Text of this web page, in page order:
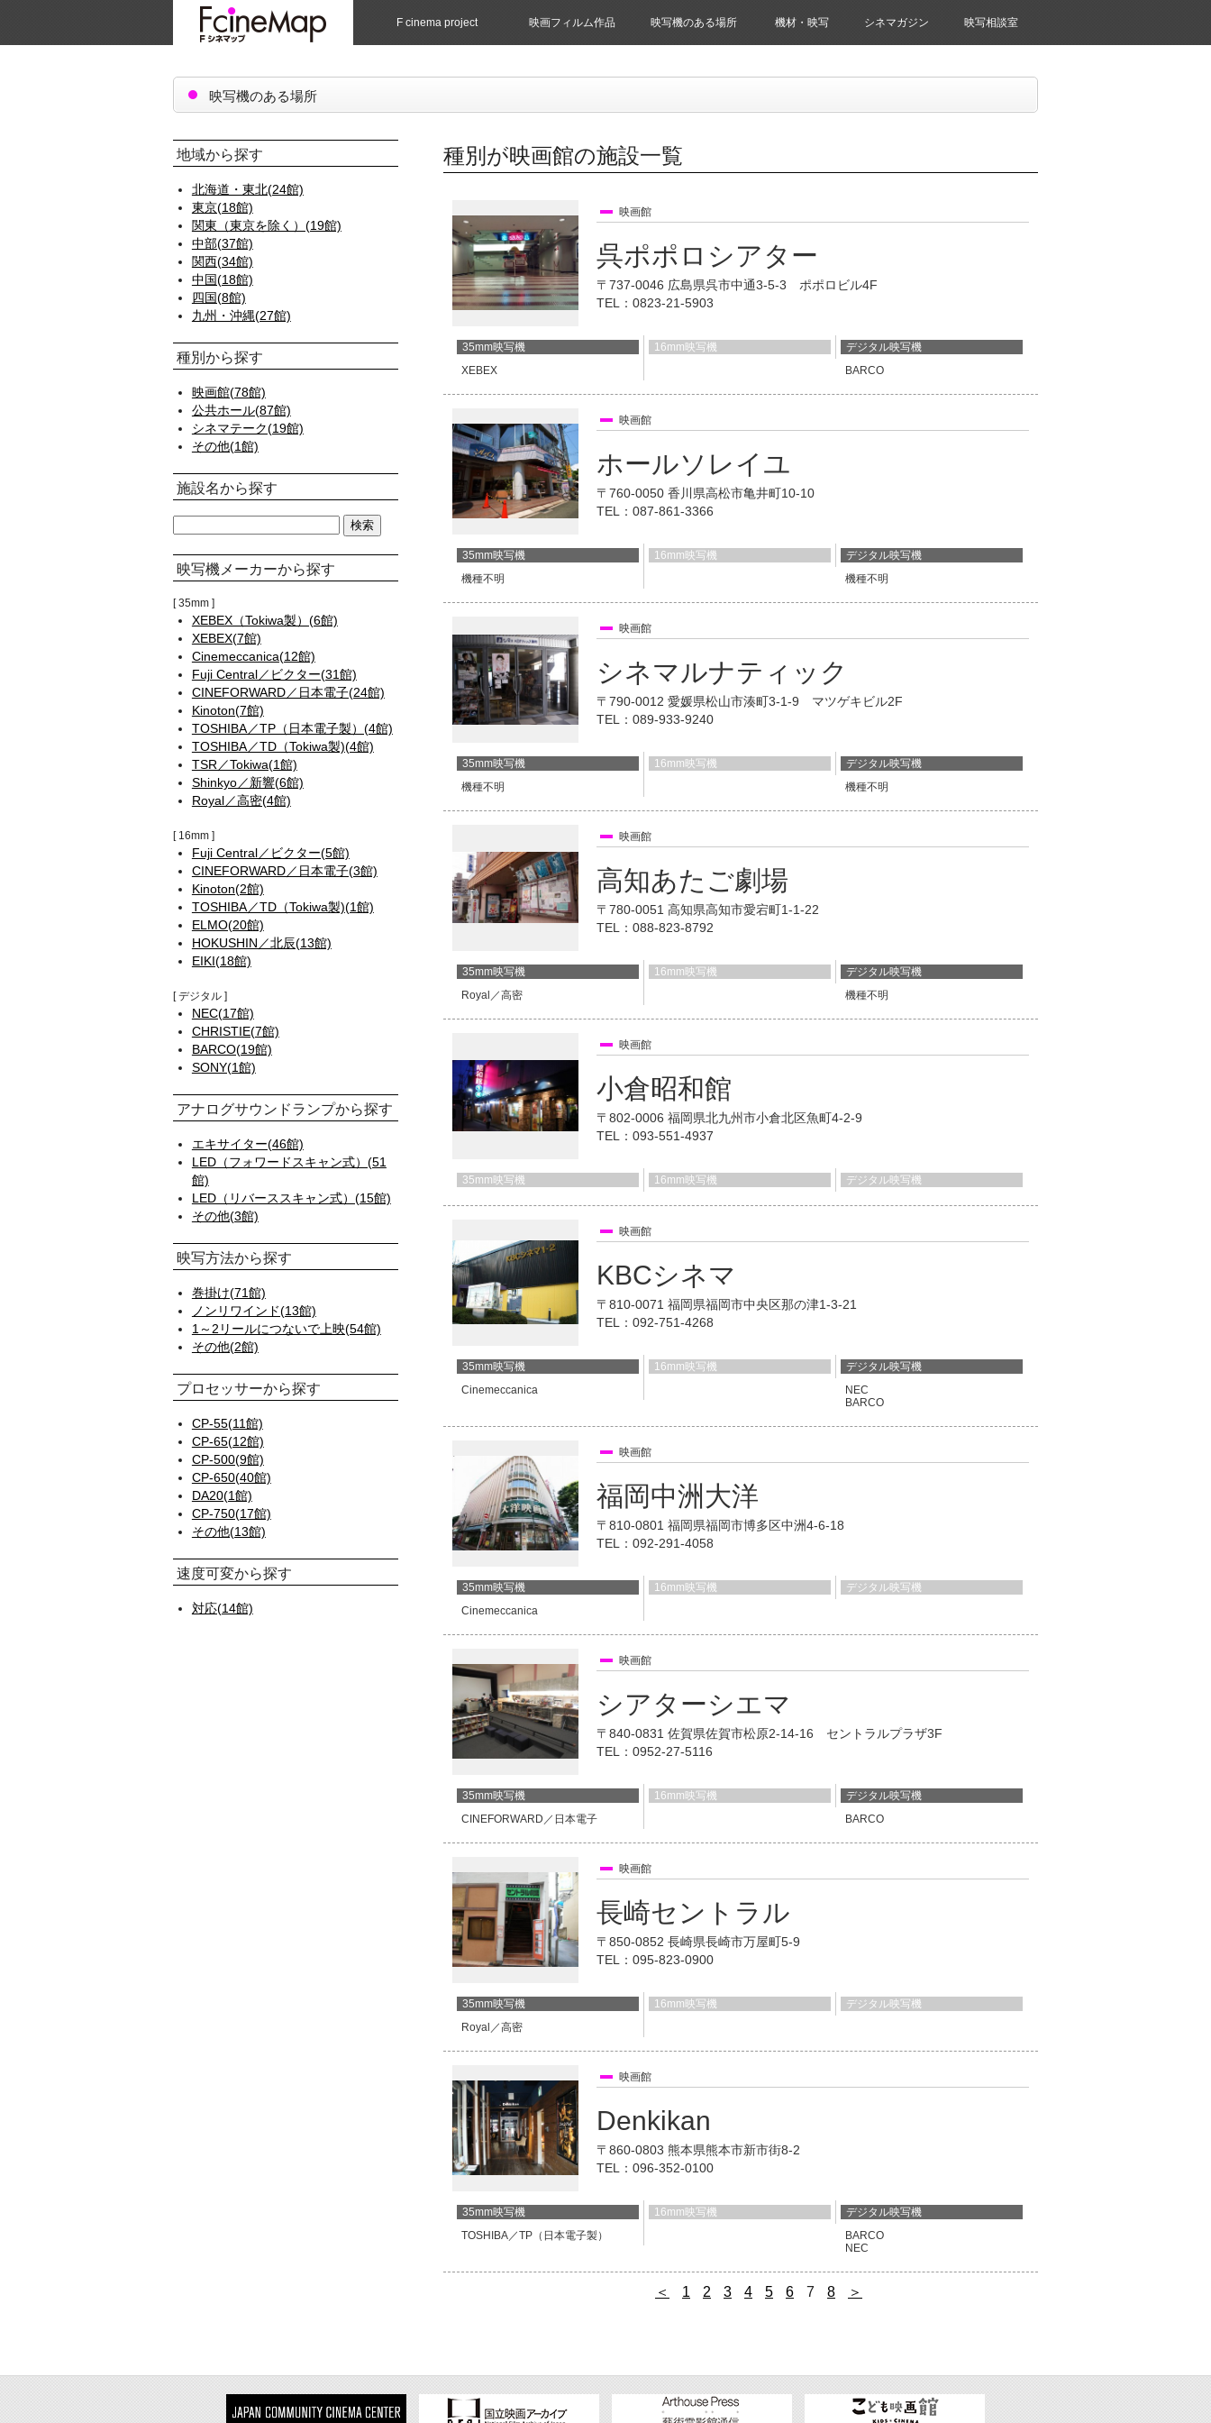
F cinema project 映画フィルム作品 映写機のある場所 機材・映写 シネマガジン 映写相談室
映写機のある場所
種別が映画館の施設一覧
映画館
呉ポポロシアター
〒737-0046 広島県呉市中通3-5-3 ポポロビル4F
TEL：0823-21-5903
35mm映写機
XEBEX
16mm映写機
デジタル映写機
BARCO
映画館
ホールソレイユ
〒760-0050 香川県高松市亀井町10-10
TEL：087-861-3366
35mm映写機
機種不明
16mm映写機
デジタル映写機
機種不明
映画館
シネマルナティック
〒790-0012 愛媛県松山市湊町3-1-9 マツゲキビル2F
TEL：089-933-9240
35mm映写機
機種不明
16mm映写機
デジタル映写機
機種不明
映画館
高知あたご劇場
〒780-0051 高知県高知市愛宕町1-1-22
TEL：088-823-8792
35mm映写機
Royal／高密
16mm映写機
デジタル映写機
機種不明
映画館
小倉昭和館
〒802-0006 福岡県北九州市小倉北区魚町4-2-9
TEL：093-551-4937
35mm映写機 16mm映写機 デジタル映写機
映画館
KBCシネマ
〒810-0071 福岡県福岡市中央区那の津1-3-21
TEL：092-751-4268
35mm映写機
Cinemeccanica
16mm映写機
デジタル映写機
NEC
BARCO
映画館
福岡中洲大洋
〒810-0801 福岡県福岡市博多区中洲4-6-18
TEL：092-291-4058
35mm映写機
Cinemeccanica
16mm映写機 デジタル映写機
映画館
シアターシエマ
〒840-0831 佐賀県佐賀市松原2-14-16 セントラルプラザ3F
TEL：0952-27-5116
35mm映写機
CINEFORWARD／日本電子
16mm映写機
デジタル映写機
BARCO
映画館
長崎セントラル
〒850-0852 長崎県長崎市万屋町5-9
TEL：095-823-0900
35mm映写機
Royal／高密
16mm映写機 デジタル映写機
映画館
Denkikan
〒860-0803 熊本県熊本市新市街8-2
TEL：096-352-0100
35mm映写機
TOSHIBA／TP（日本電子製）
16mm映写機
デジタル映写機
BARCO
NEC
＜ 1 2 3 4 5 6 7 8 ＞
地域から探す
北海道・東北(24館)
東京(18館)
関東（東京を除く）(19館)
中部(37館)
関西(34館)
中国(18館)
四国(8館)
九州・沖縄(27館)
種別から探す
映画館(78館)
公共ホール(87館)
シネマテーク(19館)
その他(1館)
施設名から探す
映写機メーカーから探す
35mm
XEBEX（Tokiwa製）(6館)
XEBEX(7館)
Cinemeccanica(12館)
Fuji Central／ビクター(31館)
CINEFORWARD／日本電子(24館)
Kinoton(7館)
TOSHIBA／TP（日本電子製）(4館)
TOSHIBA／TD（Tokiwa製)(4館)
TSR／Tokiwa(1館)
Shinkyo／新響(6館)
Royal／高密(4館)
16mm
Fuji Central／ビクター(5館)
CINEFORWARD／日本電子(3館)
Kinoton(2館)
TOSHIBA／TD（Tokiwa製)(1館)
ELMO(20館)
HOKUSHIN／北辰(13館)
EIKI(18館)
デジタル
NEC(17館)
CHRISTIE(7館)
BARCO(19館)
SONY(1館)
アナログサウンドランプから探す
エキサイター(46館)
LED（フォワードスキャン式）(51
館)
LED（リバーススキャン式）(15館)
その他(3館)
映写方法から探す
巻掛け(71館)
ノンリワインド(13館)
1～2リールにつないで上映(54館)
その他(2館)
プロセッサーから探す
CP-55(11館)
CP-65(12館)
CP-500(9館)
CP-650(40館)
DA20(1館)
CP-750(17館)
その他(13館)
速度可変から探す
対応(14館)